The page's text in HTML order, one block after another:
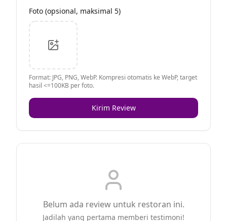
Foto (opsional, maksimal 5)
Format: JPG, PNG, WebP. Kompresi otomatis ke WebP, target
hasil <=100KB per foto.
Kirim Review
Belum ada review untuk restoran ini.
Jadilah yang pertama memberi testimoni!